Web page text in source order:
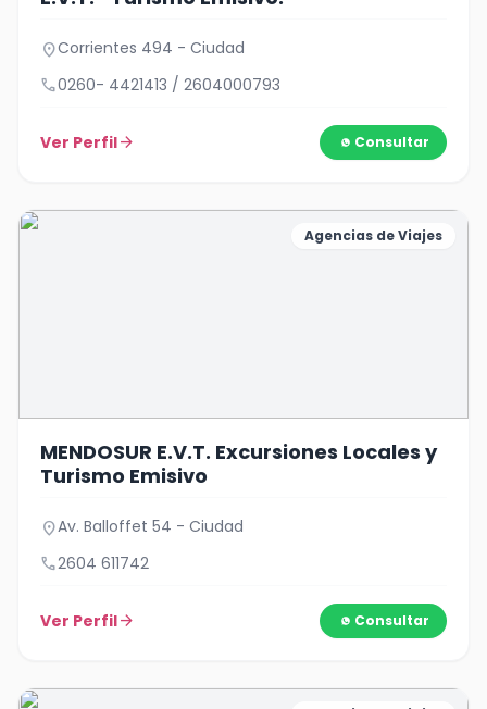
location_onCorrientes 494 - Ciudad
call0260- 4421413 / 2604000793
Ver Perfilarrow_forward Consultar
Agencias de Viajes
MENDOSUR E.V.T. Excursiones Locales y
Turismo Emisivo
location_onAv. Balloffet 54 - Ciudad
call2604 611742
Ver Perfilarrow_forward Consultar